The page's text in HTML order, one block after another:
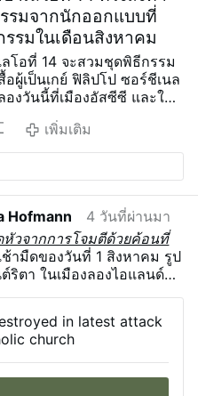
รมจากนักออกแบบที่
รมในเดือนสิงหาคม
โอที่ 14 จะสวมชุดพิธีกรรม
ผู้เป็นเกย์ ฟิลิปโป ซอร์ชีเนล
องวันนี้ที่เมืองอัสซีซี และใน
กับ Corriere.it เมื่อวันที่ 2
สำหรับพิธีที่เมืองอัสซีซีได้รับ
าดของโบสถ์พอร์ซิอุนโคลา
ส่วนเครื่องแต่งกายสำหรับ
บบมาสำหรับพิธีศีลมหาสนิท
างเรือที่สื่อถึงน้ำในฐานะ
เนлли กล่าวว่า ชุดเครื่อง
าปาทุกชุดได้รับการออกแบบ
านที่และพิธีกรรมที่จะใช้ เขา
นจากกรุงเวียนนา
ได้เห็นมิทราเดียวกันนั้น
กที่พระพรีวอสต์ได้รับการ
าปา การเลือกตั้งสมเด็จพระ
เพิ่มเติม
Hofmann
4 วันที่ผ่านมา
วจากการโจมตีด้วยค้อนที่
ช้ามืดของวันที่ 1 สิงหาคม รูป
ตา ในเมืองลองไอแลนด์ซิตี
คลิน นี่เป็นเหตุการณ์ทำลาย
ที่สี่ที่มุ่งเป้าไปที่วัดแห่งนี้
in latest attack
church